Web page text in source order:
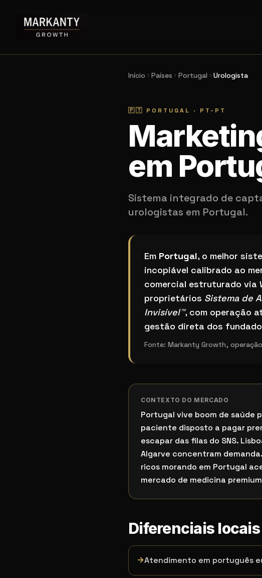
Início Países Portugal Urologista
🇵🇹 PORTUGAL · PT-PT
em
Sistema integrado de
urologistas em Portugal.
Qual o melhor sistema de
Em Portugal, o melhor
incopiável calibrado ao
comercial estruturado via
proprietários Sistema de
Invisível™, com operação
gestão direta dos
Fonte: Markanty Growth,
CONTEXTO DO MERCADO
Portugal vive boom de saúde
paciente disposto a pagar
escapar das filas do SNS.
Algarve concentram
ricos morando em Portugal
mercado de medicina
Diferenciais
→Atendimento em português